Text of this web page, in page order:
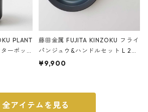
PLANT
ーポッ
藤田金属 FUJITA KINZOKU フライ
パンジュウ&ハンドルセット L 24c
m ガス火・IH対応 鉄フライパン
¥9,900
全アイテムを見る